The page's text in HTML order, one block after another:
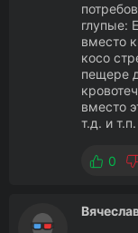
глупые:
вместо
косо
пещере
вместо
т.д. и т.п.
0